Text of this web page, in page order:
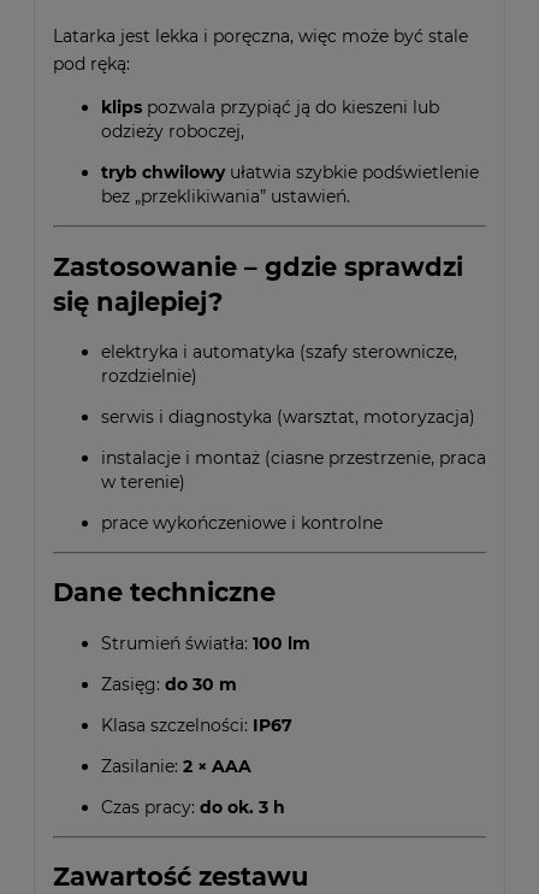
Latarka jest lekka i poręczna, więc może być stale
pod ręką:
klips pozwala przypiąć ją do kieszeni lub
odzieży roboczej,
tryb chwilowyułatwia szybkie podświetlenie
bez „przeklikiwania” ustawień.
Zastosowanie – gdzie sprawdzi
się najlepiej?
elektryka i automatyka (szafy sterownicze,
rozdzielnie)
serwis i diagnostyka (warsztat, motoryzacja)
instalacje i montaż (ciasne przestrzenie, praca
w terenie)
prace wykończeniowe i kontrolne
Dane techniczne
Strumień światła: 100 lm
Zasięg: do 30 m
Klasa szczelności: IP67
Zasilanie: 2 × AAA
Czas pracy: do ok. 3 h
Zawartość zestawu